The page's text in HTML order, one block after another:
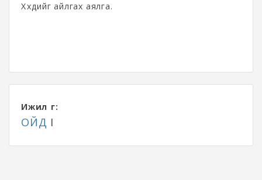
Хүүхдийг айлгах аялга.
Ижил үг:
ОЙД I